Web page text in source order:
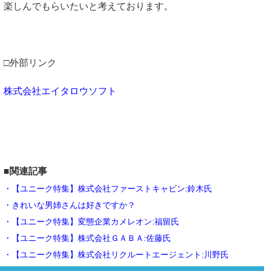
楽しんでもらいたいと考えております。
□外部リンク
株式会社エイタロウソフト
■関連記事
・【ユニーク特集】株式会社ファーストキャビン:鈴木氏
・きれいな男姉さんは好きですか？
・【ユニーク特集】変態企業カメレオン:福留氏
・【ユニーク特集】株式会社ＧＡＢＡ:佐藤氏
・【ユニーク特集】株式会社リクルートエージェント:川野氏